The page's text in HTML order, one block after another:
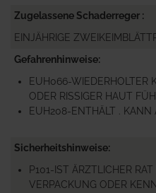
Zugelassene Schaderreger
EINJÄHRIGE
Gefahrenhinweise
EUH066-WIEDERHOLTER
ODER RISSIGER HAUT
EUH208-ENTHÄLT . KANN
Sicherheitshinweise
P101-IST ÄRZTLICHER RAT
VERPACKUNG ODER